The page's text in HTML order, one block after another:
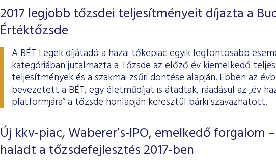
2017 legjobb tőzsdei teljesítményeit díjazta a
Értéktőzsde
A BÉT Legek díjátadó a hazai tőkepiac egyik legfontosabb
kategóriában jutalmazta a Tőzsde az előző év kiemelkedő
teljesítmények és a szakmai zsűri döntése alapján. Ebben az
bevezetett a BÉT, egy életműdíjat is átadtak, ráadásul az „év
platformjára” a tőzsde honlapján keresztül bárki szavazhatott.
Új kkv-piac, Waberer’s-IPO, emelkedő forgalom
haladt a tőzsdefejlesztés 2017-ben